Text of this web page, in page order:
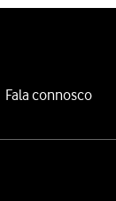
Fala connosco